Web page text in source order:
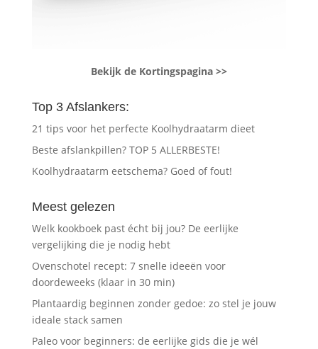
Bekijk de Kortingspagina >>
Top 3 Afslankers:
21 tips voor het perfecte Koolhydraatarm dieet
Beste afslankpillen? TOP 5 ALLERBESTE!
Koolhydraatarm eetschema? Goed of fout!
Meest gelezen
Welk kookboek past écht bij jou? De eerlijke
vergelijking die je nodig hebt
Ovenschotel recept: 7 snelle ideeën voor
doordeweeks (klaar in 30 min)
Plantaardig beginnen zonder gedoe: zo stel je jouw
ideale stack samen
Paleo voor beginners: de eerlijke gids die je wél